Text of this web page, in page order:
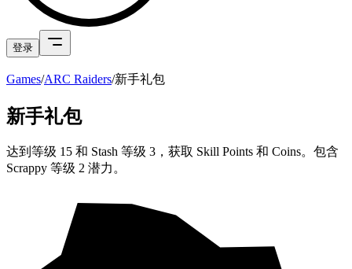
登录
Games/ARC Raiders/新手礼包
新手礼包
达到等级 15 和 Stash 等级 3，获取 Skill Points 和 Coins。包含
Scrappy 等级 2 潜力。